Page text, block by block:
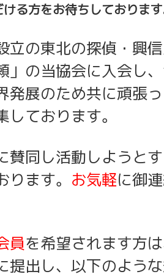
る方をお待ちしておりま
立の東北の探偵・興
」の当協会に入会し
発展のため共に頑張
しております。
賛同し活動しようと
ます。 お気軽に御
員を希望されます方
提出し、以下のよう